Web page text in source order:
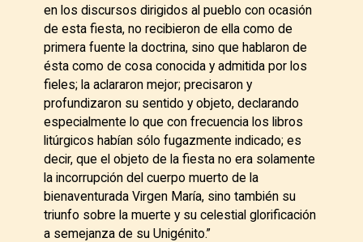
en los discursos dirigidos al pueblo con ocasión
de esta fiesta, no recibieron de ella como de
primera fuente la doctrina, sino que hablaron de
ésta como de cosa conocida y admitida por los
fieles; la aclararon mejor; precisaron y
profundizaron su sentido y objeto, declarando
especialmente lo que con frecuencia los libros
litúrgicos habían sólo fugazmente indicado; es
decir, que el objeto de la fiesta no era solamente
la incorrupción del cuerpo muerto de la
bienaventurada Virgen María, sino también su
triunfo sobre la muerte y su celestial glorificación
a semejanza de su Unigénito.”